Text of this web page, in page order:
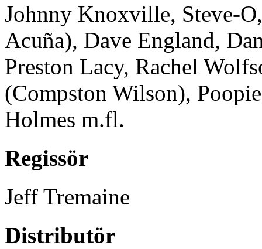
Johnny Knoxville, Steve-
Acuña), Dave England,
Preston Lacy, Rachel
(Compston Wilson),
Holmes m.fl.
Regissör
Jeff Tremaine
Distributör